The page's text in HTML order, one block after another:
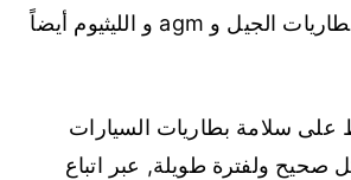
غيرها الكثير من البطاريات الجيل و agm و الليثيوم أيضاً
على سلامة بطاريات السيارات
صحيح ولفترة طويلة, عبر اتباع